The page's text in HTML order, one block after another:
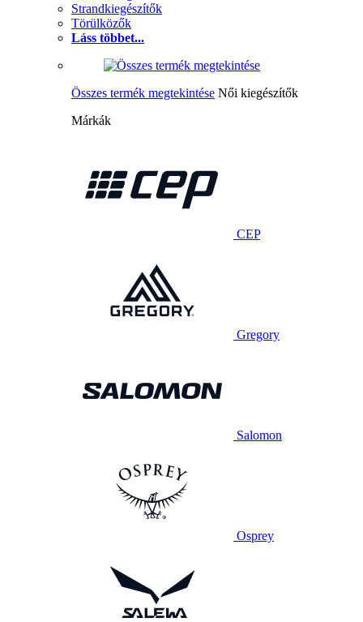
Strandkiegészítők
Törülközők
Láss többet...
Összes termék megtekintése Női kiegészítők
Márkák
CEP
Gregory
Salomon
Osprey